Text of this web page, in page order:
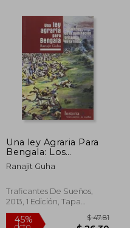
Una ley Agraria Para
Bengala: Los
Comienzos de la
Dominación Británica
Ranajit Guha
Traficantes De Sueños,
2013, 1 Edición, Tapa
Blanda, Nuevo